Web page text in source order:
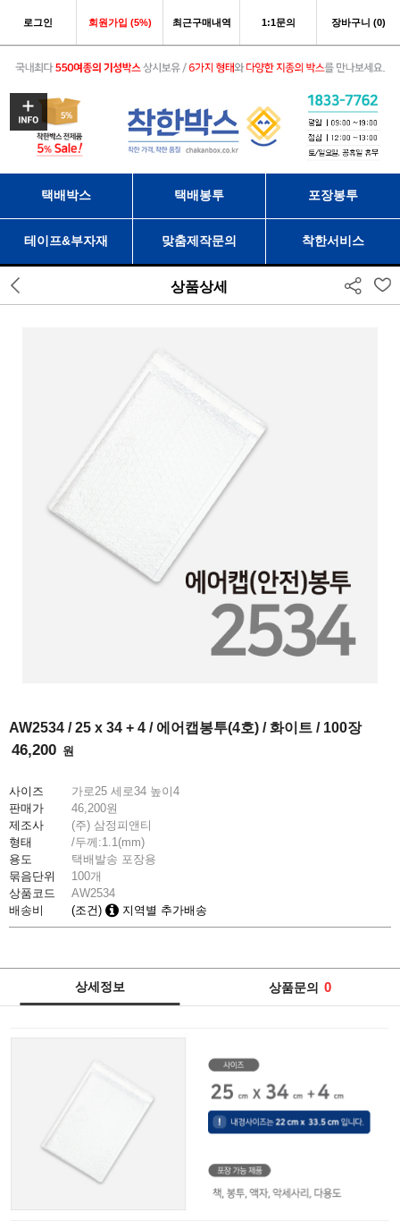
로그인 회원가입 (5%) 최근구매내역 1:1문의 장바구니 (0)
택배박스 택배봉투 포장봉투
테이프&부자재 맞춤제작문의 착한서비스
상품상세
AW2534 / 25 x 34 + 4 / 에어캡봉투(4호) / 화이트 / 100장
46,200 원
사이즈 가로25 세로34 높이4
판매가
46,200원
제조사
(주) 삼정피앤티
형태
/두께:1.1(mm)
용도
택배발송 포장용
묶음단위
100개
상품코드
AW2534
배송비
(조건) 지역별 추가배송
상세정보 상품문의 0